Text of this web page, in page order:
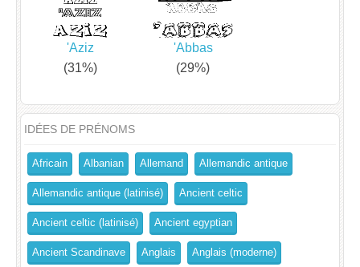
'Aziz
(31%)
'Abbas
(29%)
IDÉES DE PRÉNOMS
Africain Albanian Allemand Allemandic antique
Allemandic antique (latinisé) Ancient celtic
Ancient celtic (latinisé) Ancient egyptian
Ancient Scandinave Anglais Anglais (moderne)